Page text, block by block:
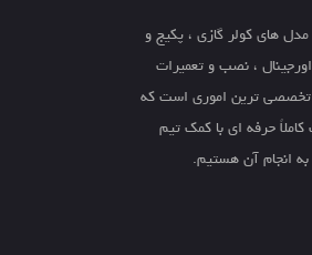
های کولر گازی ، پکیج و
، نصب و تعمیرات
تخصصی ترین اموری است که
حرفه ای با کمک تیم
انجام آن هستیم.